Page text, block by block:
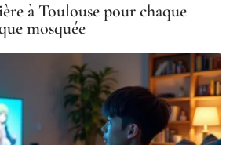
à Toulouse pour chaque
mosquée